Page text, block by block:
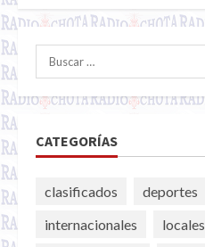
Buscar:
CATEGORÍAS
clasificados deportes
internacionales
locales